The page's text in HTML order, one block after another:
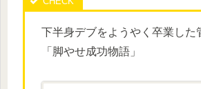
下半身デブをようやく卒業した
「脚やせ成功物語」